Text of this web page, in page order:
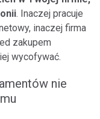
. Inaczej pracuje
inaczej firma
zakupem
wycofywać.
nie